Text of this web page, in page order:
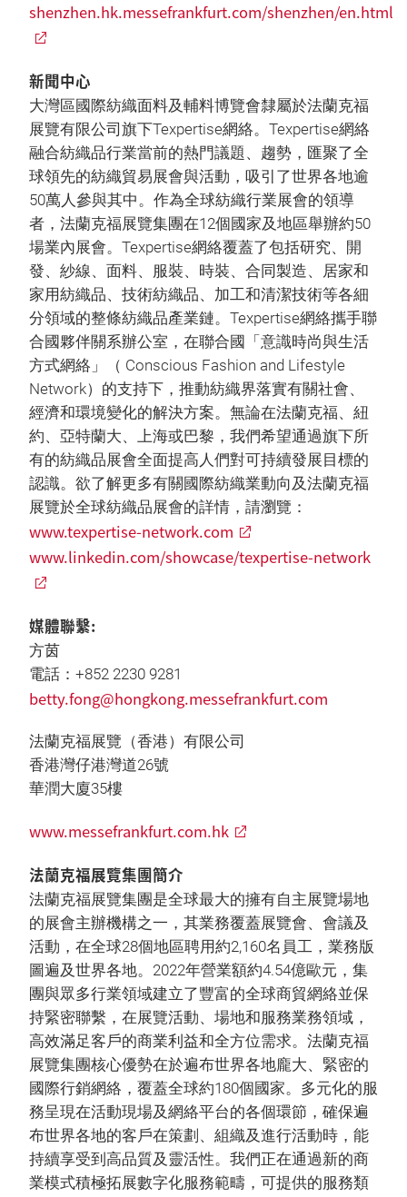
shenzhen.hk.messefrankfurt.com/shenzhen/en.html
新聞中心
大灣區國際紡織面料及輔料博覽會隸屬於法蘭克福
展覽有限公司旗下Texpertise網絡。Texpertise網絡
融合紡織品行業當前的熱門議題、趨勢，匯聚了全
球領先的紡織貿易展會與活動，吸引了世界各地逾
50萬人參與其中。作為全球紡織行業展會的領導
者，法蘭克福展覽集團在12個國家及地區舉辦約50
場業內展會。Texpertise網絡覆蓋了包括研究、開
發、紗線、面料、服裝、時裝、合同製造、居家和
家用紡織品、技術紡織品、加工和清潔技術等各細
分領域的整條紡織品產業鏈。Texpertise網絡攜手聯
合國夥伴關系辦公室，在聯合國「意識時尚與生活
方式網絡」（ Conscious Fashion and Lifestyle
Network）的支持下，推動紡織界落實有關社會、
經濟和環境變化的解決方案。無論在法蘭克福、紐
約、亞特蘭大、上海或巴黎，我們希望通過旗下所
有的紡織品展會全面提高人們對可持續發展目標的
認識。欲了解更多有關國際紡織業動向及法蘭克福
展覽於全球紡織品展會的詳情，請瀏覽：
www.texpertise-network.com
www.linkedin.com/showcase/texpertise-network
媒體聯繫:
方茵
電話：+852 2230 9281
betty.fong@hongkong.messefrankfurt.com
法蘭克福展覽（香港）有限公司
香港灣仔港灣道26號
華潤大廈35樓
www.messefrankfurt.com.hk
法蘭克福展覽集團簡介
法蘭克福展覽集團是全球最大的擁有自主展覽場地
的展會主辦機構之一，其業務覆蓋展覽會、會議及
活動，在全球28個地區聘用約2,160名員工，業務版
圖遍及世界各地。2022年營業額約4.54億歐元，集
團與眾多行業領域建立了豐富的全球商貿網絡並保
持緊密聯繫，在展覽活動、場地和服務業務領域，
高效滿足客戶的商業利益和全方位需求。法蘭克福
展覽集團核心優勢在於遍布世界各地龐大、緊密的
國際行銷網絡，覆蓋全球約180個國家。多元化的服
務呈現在活動現場及網絡平台的各個環節，確保遍
布世界各地的客戶在策劃、組織及進行活動時，能
持續享受到高品質及靈活性。我們正在通過新的商
業模式積極拓展數字化服務範疇，可提供的服務類